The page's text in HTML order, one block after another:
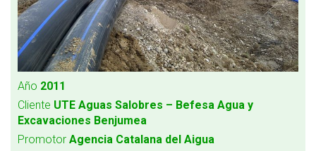
Año 2011
Cliente UTE Aguas Salobres – Befesa Agua y
Excavaciones Benjumea
Promotor Agencia Catalana del Aigua